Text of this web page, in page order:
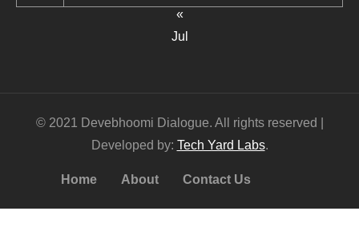
«
Jul
© 2021 Devebhoomi Dialogue. All rights reserved |
Developed by: Tech Yard Labs.
Home About Contact Us